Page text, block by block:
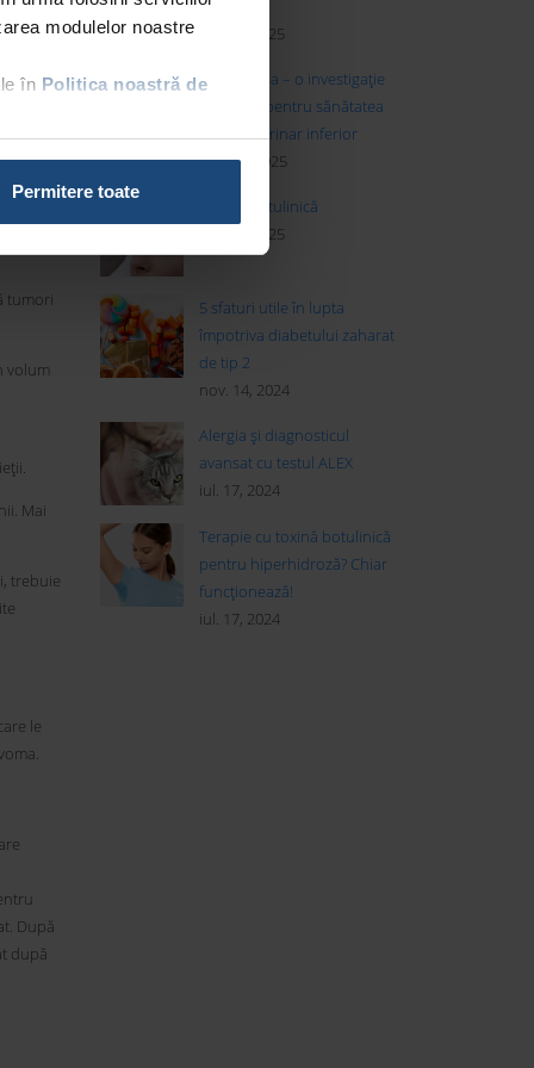
modulelor noastre
în Politica noastră de
Permitere toate
tumori,
sau
tumori
volum
Mai
trebuie
le
După
după
viață
mai 01, 2025
Cistoscopia – o investigație
esențială pentru sănătatea
tractului urinar inferior
apr. 16, 2025
Toxina botulinică
ian. 21, 2025
5 sfaturi utile în lupta
împotriva diabetului zaharat
de tip 2
nov. 14, 2024
Alergia și diagnosticul
avansat cu testul ALEX
iul. 17, 2024
Terapie cu toxină botulinică
pentru hiperhidroză? Chiar
funcționează!
iul. 17, 2024